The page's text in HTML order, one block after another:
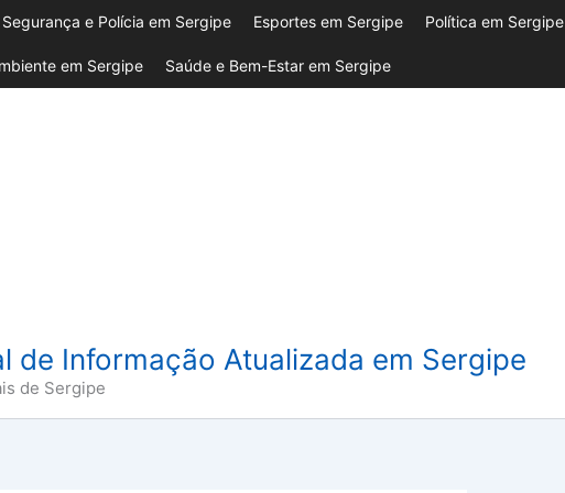
Segurança e Polícia em Sergipe Esportes em Sergipe Política em Sergipe
em Sergipe Saúde e Bem-Estar em Sergipe
de Informação Atualizada em Sergipe
de Sergipe